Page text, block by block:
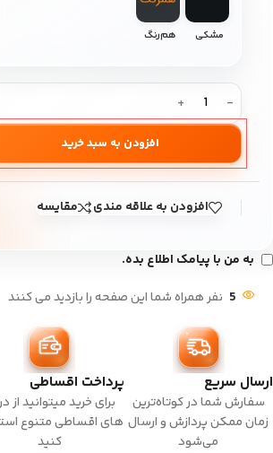
مشکی هم‌رنگ
افزودن به سبد خرید
افزودن به علاقه مندی مقایسه
به من با پیامک اطلاع بده.
5 نفر همراه شما این صفحه را بازدید می کنند
ارسال سریع
سفارش شما در کوتاه‌ترین
زمان ممکن پردازش و ارسال
می‌شود
پرداخت اقساطی
برای خرید میتوانید از
های اقساطی متنوع
کنید